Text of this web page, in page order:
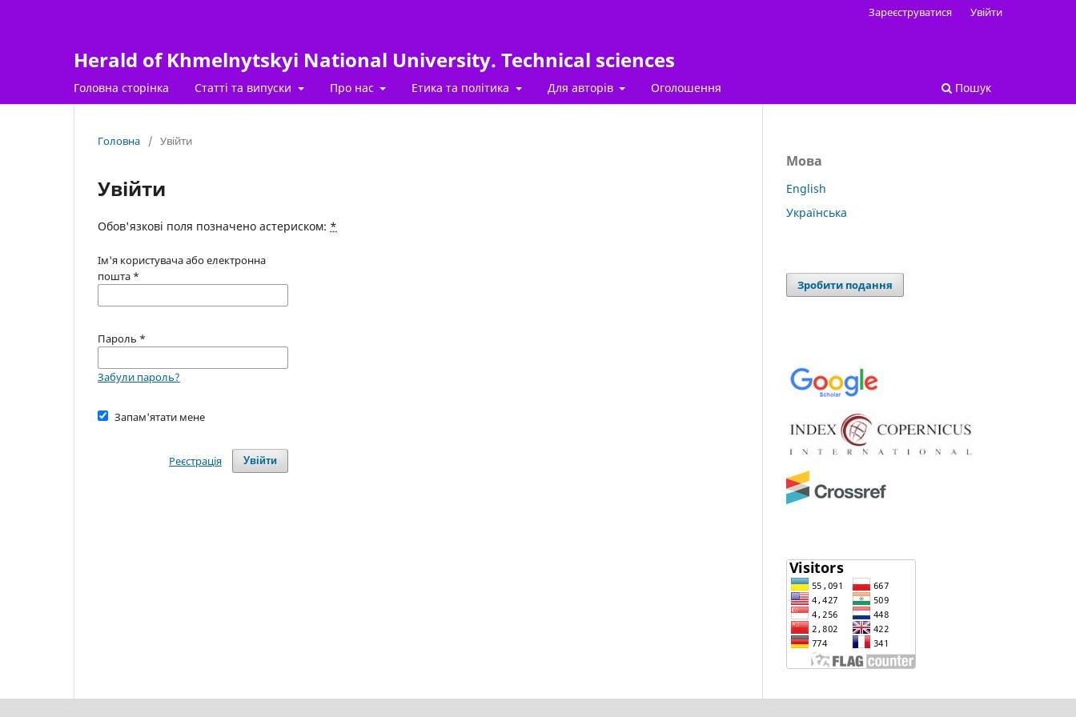
Herald of Khmelnytskyi National University. Technical sciences
Головна сторінка Статті та випуски Про нас Етика та політика Для авторів Оголошення Пошук
Зареєструватися Увійти
Головна / Увійти
Увійти
Обов'язкові поля позначено астериском: *
Ім'я користувача або електронна
пошта *
Пароль *
Забули пароль?
Запам'ятати мене
Увійти
Реєстрація
Мова
English
Українська
Зробити подання